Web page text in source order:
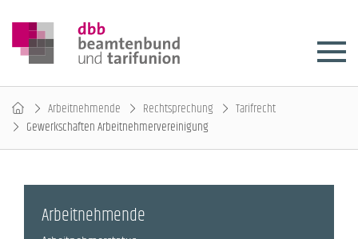
Arbeitnehmende Rechtsprechung
Tarifrecht
Gewerkschaften Arbeitnehmervereinigung
Arbeitnehmende